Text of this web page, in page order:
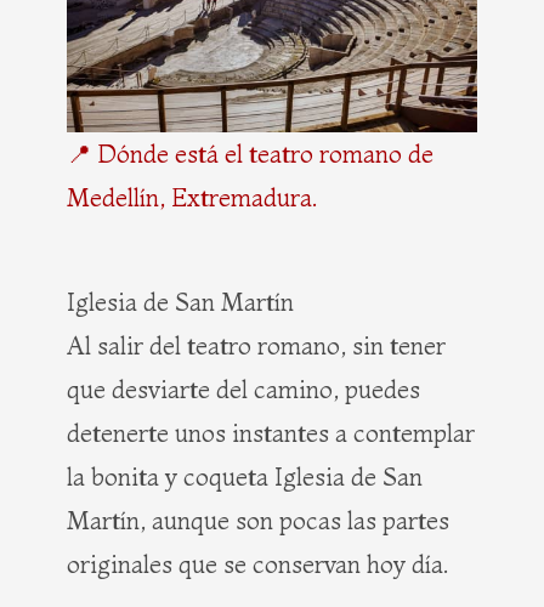
📍 Dónde está el teatro romano de
Medellín, Extremadura.
Iglesia de San Martín
Al salir del teatro romano, sin tener
que desviarte del camino, puedes
detenerte unos instantes a contemplar
la bonita y coqueta Iglesia de San
Martín, aunque son pocas las partes
originales que se conservan hoy día.